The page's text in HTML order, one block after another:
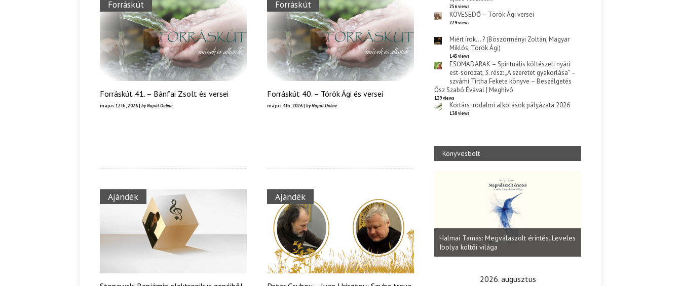
Forráskút
Forráskút 41. – Bánfai Zsolt és versei
május 12th, 2026 | by Napút Online
Forráskút
Forráskút 40. – Török Ági és versei
május 4th, 2026 | by Napút Online
Ajándék Ajándék
256 views
KÖVESEDŐ – Török Ági versei
229 views
Miért írok… ? (Böszörményi Zoltán, Magyar
Miklós, Török Ági)
143 views
ESŐMADARAK – Spirituális költészeti nyári
est-sorozat, 3. rész: „A szeretet gyakorlása” –
szvámí Tírtha Fekete könyve – Beszélgetés
Ősz Szabó Évával | Meghívó
139 views
Kortárs irodalmi alkotások pályázata 2026
138 views
Könyvesbolt
Káplán Géza: Erotikai kalauz
Parvathy Baul: A NAGY LELKEK DALAI.
Bevezetés a bául ösvénybe (Fordította:
Rideg Zsófia)
Halmai Tamás: Megválaszolt érintés. Leveles
Ibolya költői világa
2026. augusztus